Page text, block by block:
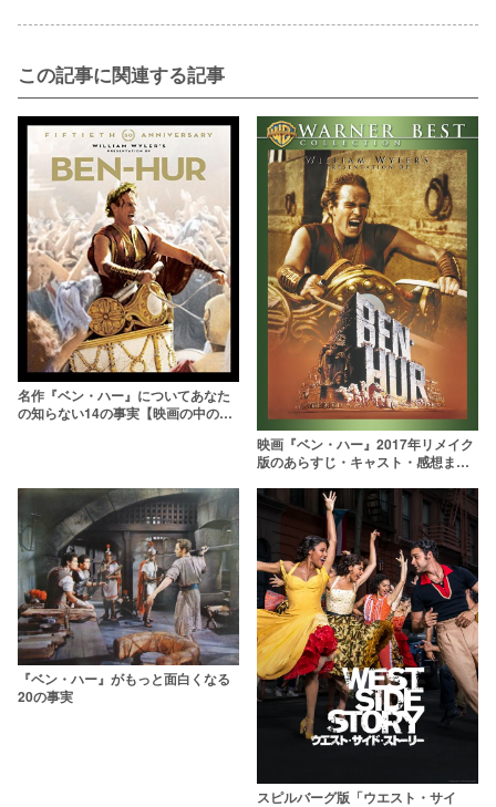
この記事に関連する記事
名作『ベン・ハー』についてあなた
の知らない14の事実【映画の中の映
映画『ベン・ハー』2017年リメイク
版のあらすじ・キャスト・感想まと
『ベン・ハー』がもっと面白くなる
20の事実
スピルバーグ版「ウエスト・サイ